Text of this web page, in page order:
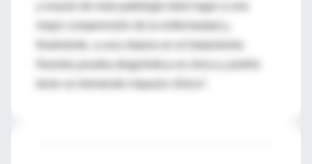
y exacto de esta patología dará lugar a una
Nuestra prueba diagnóstica es única y podría